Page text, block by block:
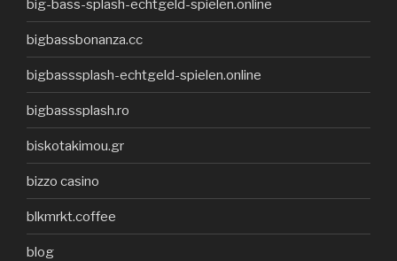
big-bass-splash-echtgeld-spielen.online
bigbassbonanza.cc
bigbasssplash-echtgeld-spielen.online
bigbasssplash.ro
biskotakimou.gr
bizzo casino
blkmrkt.coffee
blog